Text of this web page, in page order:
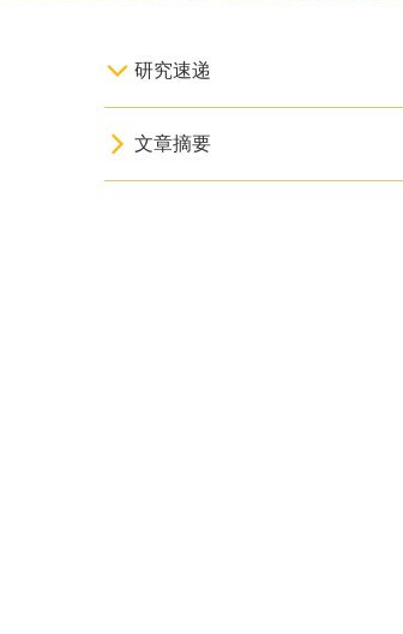
研究速递
文章摘要